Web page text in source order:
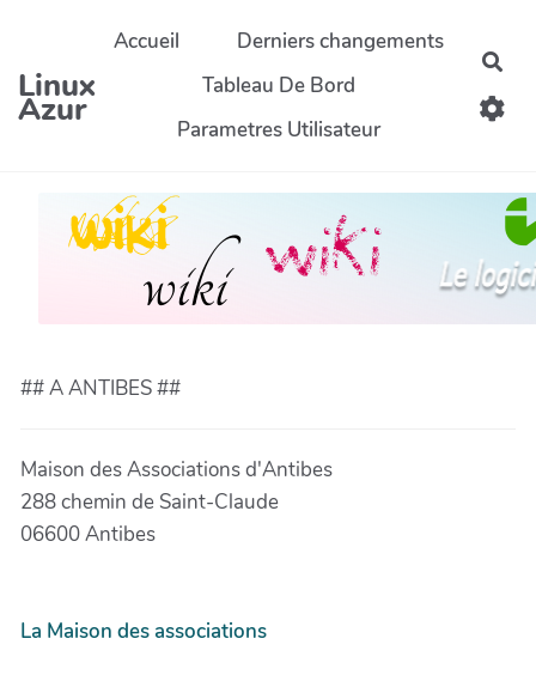
Aller au contenu principal
Linux
Azur
Accueil
Derniers changements
Tableau De Bord
Parametres Utilisateur
## A ANTIBES ##
Maison des Associations d'Antibes
288 chemin de Saint-Claude
06600 Antibes
La Maison des associations